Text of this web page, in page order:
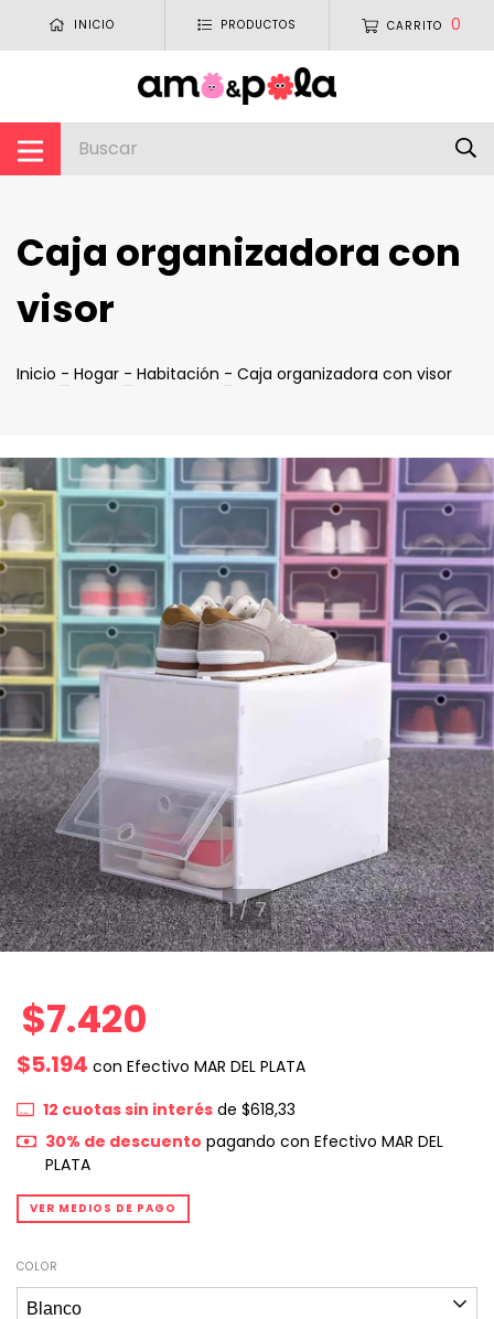
INICIO PRODUCTOS CARRITO 0
Caja organizadora con
visor
Inicio - Hogar - Habitación - Caja organizadora con visor
1/7
$7.420
$5.194 con Efectivo MAR DEL PLATA
12 cuotas sin interésde $618,33
30% de descuento pagando con Efectivo MAR DEL
PLATA
VER MEDIOS DE PAGO
COLOR